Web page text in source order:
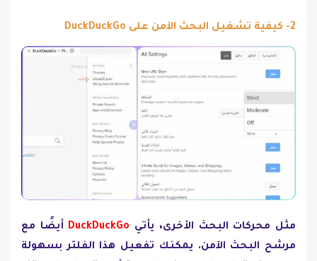
2- كيفية تشغيل البحث الآمن على DuckDuckGo
مثل محركات البحث الأخرى، يأتي DuckDuckGo أيضًا مع
مرشح البحث الآمن. يمكنك تفعيل هذا الفلتر بسهولة